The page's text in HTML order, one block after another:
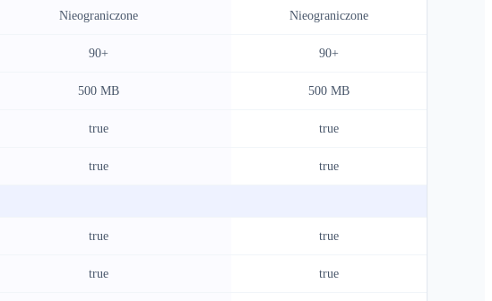
Nieograniczone Nieograniczone
90+ 90+
500 MB 500 MB
true true
true true
true true
true true